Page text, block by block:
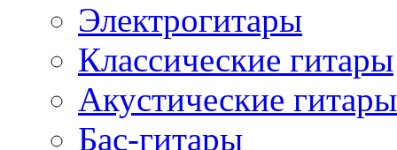
Электрогитары
Классические гитары
Акустические гитары
Бас-гитары